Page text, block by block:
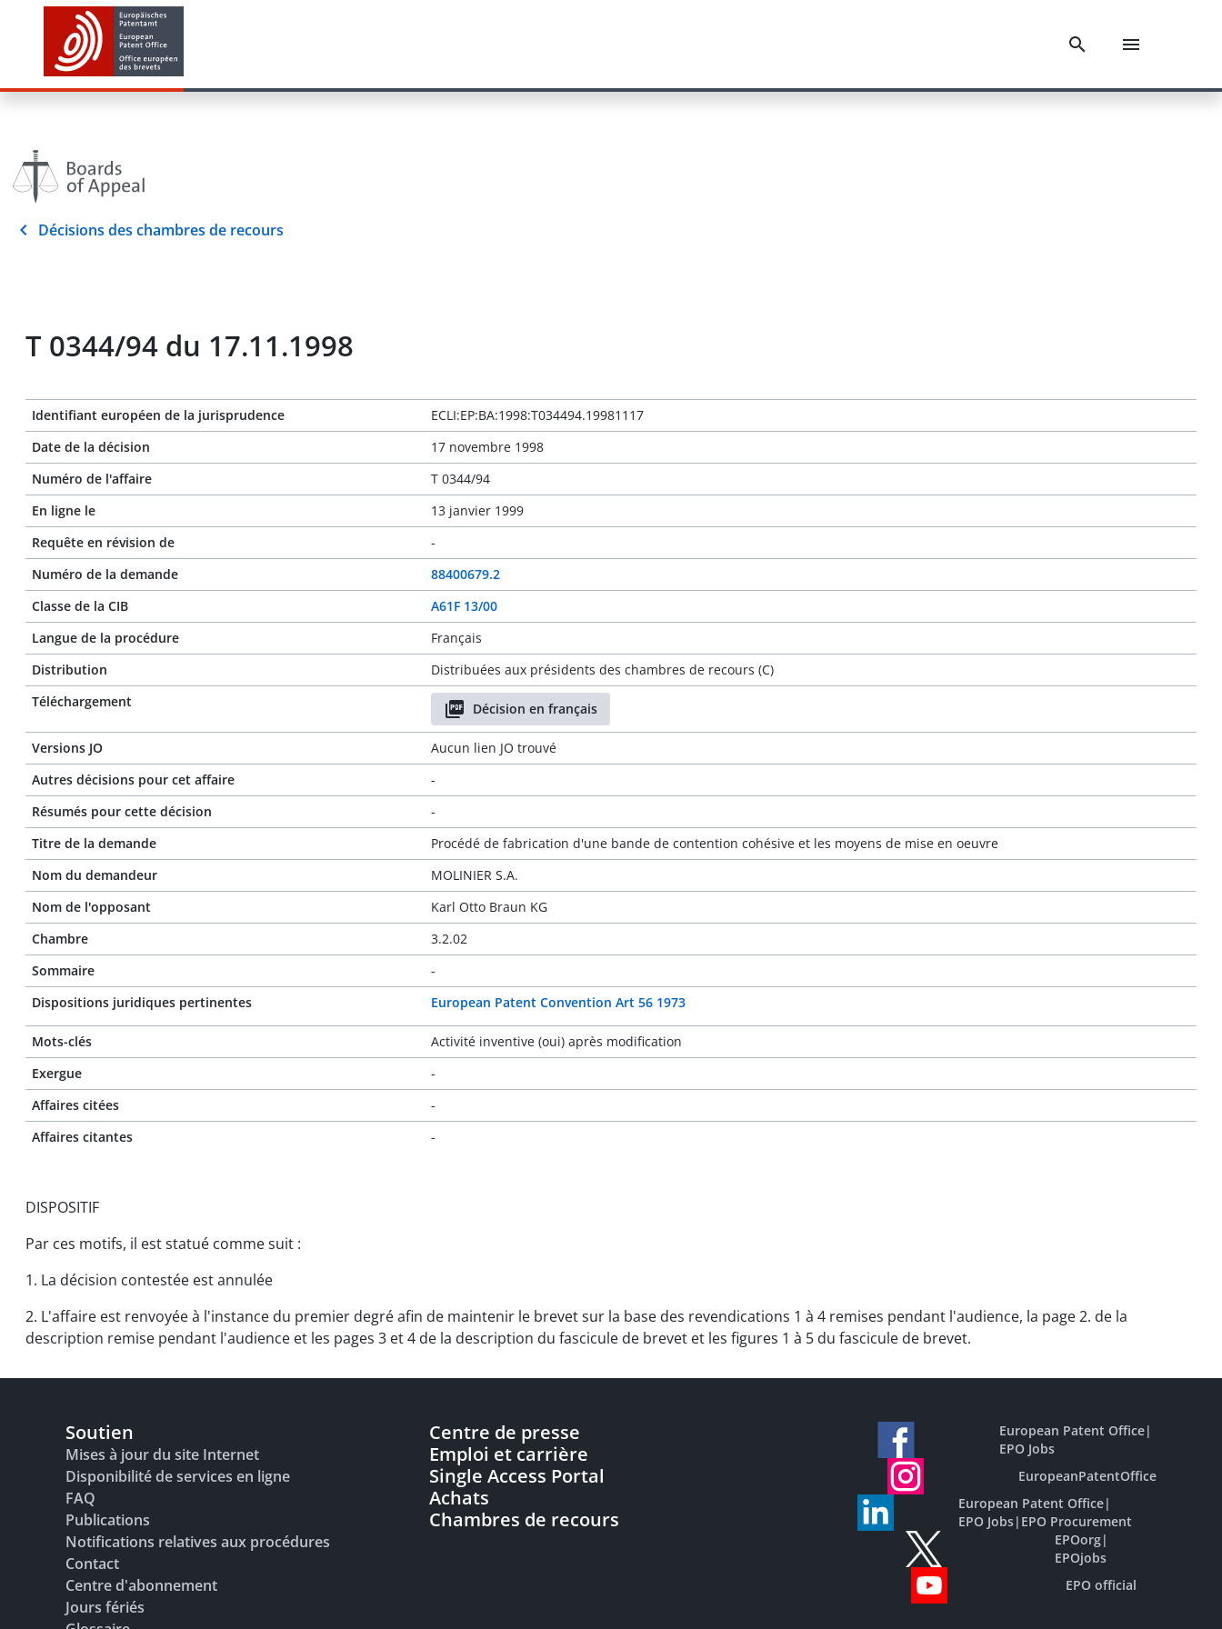
Décisions des chambres de recours
T 0344/94 du 17.11.1998
Identifiant européen de la jurisprudence
ECLI:EP:BA:1998:T034494.19981117
Date de la décision
17 novembre 1998
Numéro de l'affaire
T 0344/94
En ligne le
13 janvier 1999
Requête en révision de
-
Numéro de la demande
88400679.2
Classe de la CIB
A61F 13/00
Langue de la procédure
Français
Distribution
Distribuées aux présidents des chambres de recours (C)
Téléchargement
Décision en français
Versions JO
Aucun lien JO trouvé
Autres décisions pour cet affaire
-
Résumés pour cette décision
-
Titre de la demande
Procédé de fabrication d'une bande de contention cohésive et les moyens de mise en oeuvre
Nom du demandeur
MOLINIER S.A.
Nom de l'opposant
Karl Otto Braun KG
Chambre
3.2.02
Sommaire
-
Dispositions juridiques pertinentes
European Patent Convention Art 56 1973
Mots-clés
Activité inventive (oui) après modification
Exergue
-
Affaires citées
-
Affaires citantes
-
DISPOSITIF
Par ces motifs, il est statué comme suit :
1. La décision contestée est annulée
2. L'affaire est renvoyée à l'instance du premier degré afin de maintenir le brevet sur la base des revendications 1 à 4 remises pendant l'audience, la page 2. de la
description remise pendant l'audience et les pages 3 et 4 de la description du fascicule de brevet et les figures 1 à 5 du fascicule de brevet.
Soutien
Mises à jour du site Internet
Disponibilité de services en ligne
FAQ
Publications
Notifications relatives aux procédures
Contact
Centre d'abonnement
Jours fériés
Centre de presse
Emploi et carrière
Single Access Portal
Achats
Chambres de recours
European Patent Office|
EPO Jobs
EuropeanPatentOffice
European Patent Office|
EPO Jobs| EPO Procurement
EPOorg|
EPOjobs
EPO official